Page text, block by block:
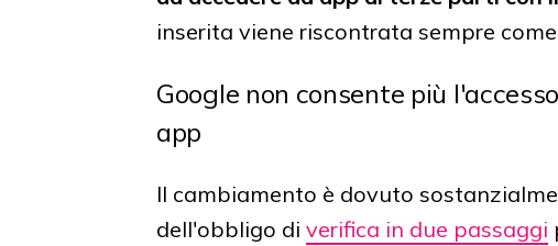
inserita viene riscontrata sempre come
Google non consente più
app
Il cambiamento è dovuto
dell'obbligo di verifica in due passaggi